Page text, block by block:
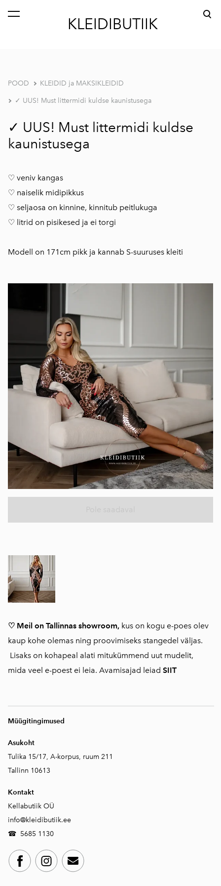
KLEIDIBUTIIK
lisati ostukorvi. Vaata ostukorvi
POOD KLEIDID ja MAKSIKLEIDID
✓ UUS! Must littermidi kuldse kaunistusega
♡ Meil on Tallinnas showroom, kus on kogu e-poes olev
kaup kohe olemas ning proovimiseks stangedel väljas.
Lisaks on kohapeal alati mitukümmend uut mudelit,
mida veel e-poest ei leia. Avamisajad leiad SIIT
✓ UUS! Must littermidi kuldse
kaunistusega
♡ veniv kangas
♡ naiselik midipikkus
♡ seljaosa on kinnine, kinnitub peitlukuga
♡ litrid on pisikesed ja ei torgi
Modell on 171cm pikk ja kannab S-suuruses kleiti
Müügitingimused
Asukoht
Tulika 15/17, A-korpus, ruum 211
Tallinn 10613
Kontakt
Kellabutiik OÜ
info@kleidibutiik.ee
☎ 5685 1130